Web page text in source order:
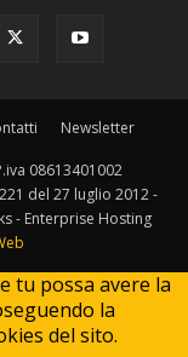
Newsletter
08613401002
del 27 luglio 2012 -
- Enterprise Hosting
tu possa avere la
la
del sito.